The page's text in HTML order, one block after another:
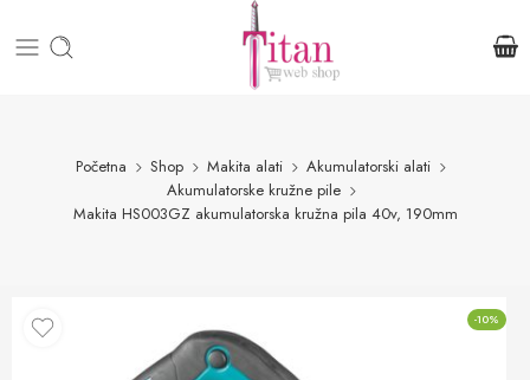
Početna Shop Makita alati
Akumulatorski alati
Akumulatorske kružne pile
Makita HS003GZ akumulatorska kružna pila 40v, 190mm
-10%